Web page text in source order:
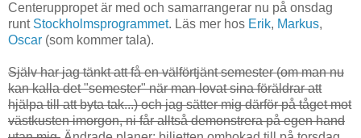
Centeruppropet är med och samarrangerar nu på onsdag
runt Stockholmsprogrammet. Läs mer hos Erik, Markus,
Oscar (som kommer tala).
Själv har jag tänkt att få en välförtjänt semester (om man nu
kan kalla det "semester" när man lovat sina föräldrar att
hjälpa till att byta tak...) och jag sätter mig därför på tåget mot
västkusten imorgon, ni får alltså demonstrera på egen hand